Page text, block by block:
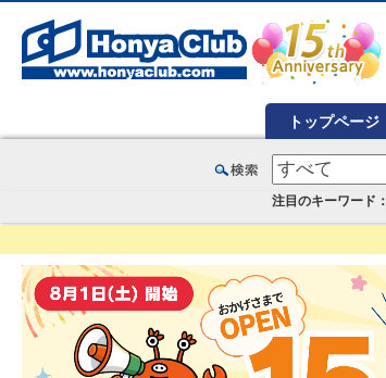
トップページ
注目のキーワード：